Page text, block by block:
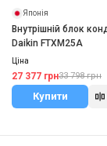
Японія
Внутрішній блок
Daikin FTXM25A
Ціна
27 377 грн33 798 грн
Купити